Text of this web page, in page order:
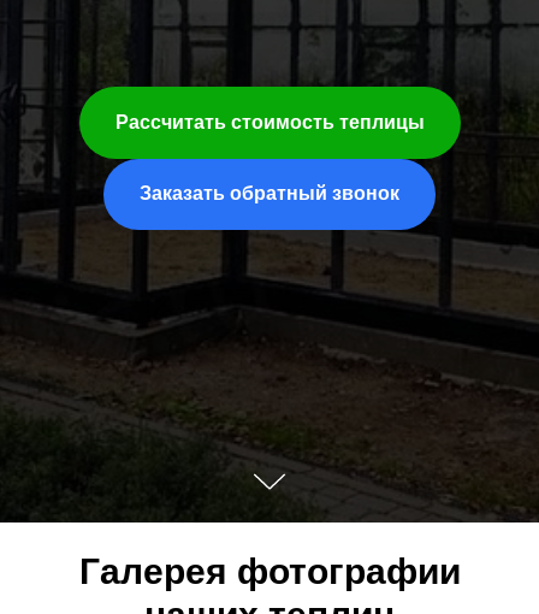
Рассчитать стоимость теплицы
Заказать обратный звонок
Галерея фотографии